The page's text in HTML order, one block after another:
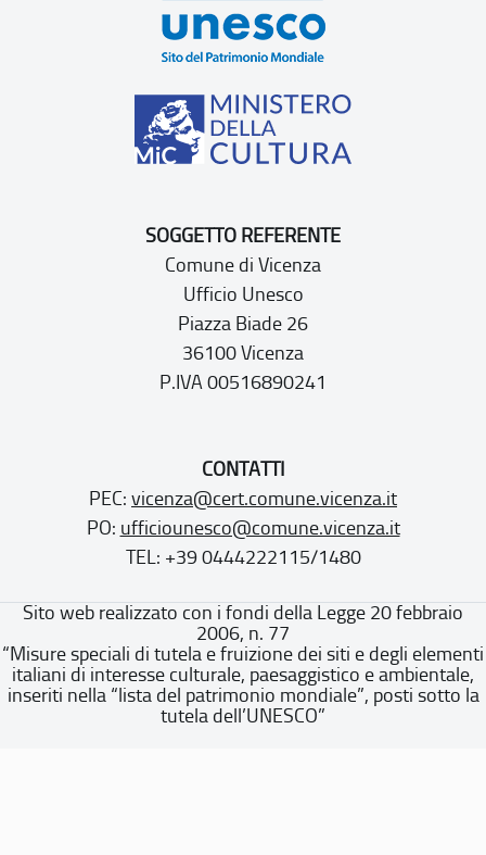
SOGGETTO REFERENTE
Comune di Vicenza
Ufficio Unesco
Piazza Biade 26
36100 Vicenza
P.IVA 00516890241
CONTATTI
PEC: vicenza@cert.comune.vicenza.it
PO: ufficiounesco@comune.vicenza.it
TEL: +39 0444222115/1480
Sito web realizzato con i fondi della Legge 20 febbraio
2006, n. 77
“Misure speciali di tutela e fruizione dei siti e degli elementi
italiani di interesse culturale, paesaggistico e ambientale,
inseriti nella “lista del patrimonio mondiale”, posti sotto la
tutela dell’UNESCO”